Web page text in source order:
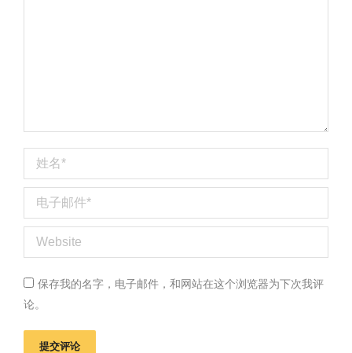
姓名 *
电子邮件 *
Website
保存我的名字，电子邮件，和网站在这个浏览器为下次我评
论。
提交评论